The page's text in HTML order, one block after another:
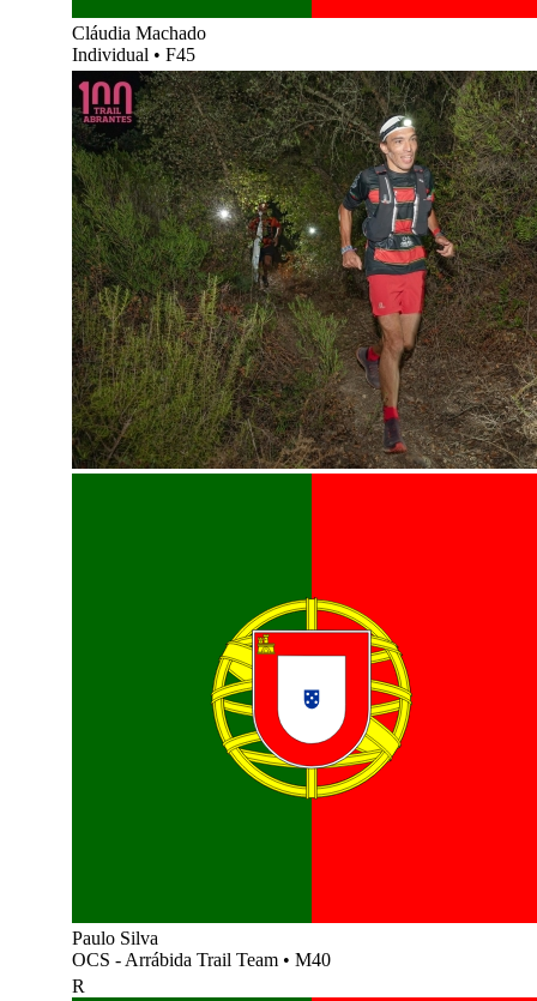
Cláudia Machado
Individual • F45
Paulo Silva
OCS - Arrábida Trail Team • M40
R